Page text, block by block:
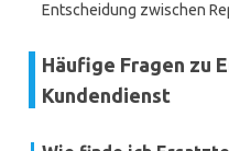
Entscheidung zwischen
Häufige Fragen zu
Kundendienst